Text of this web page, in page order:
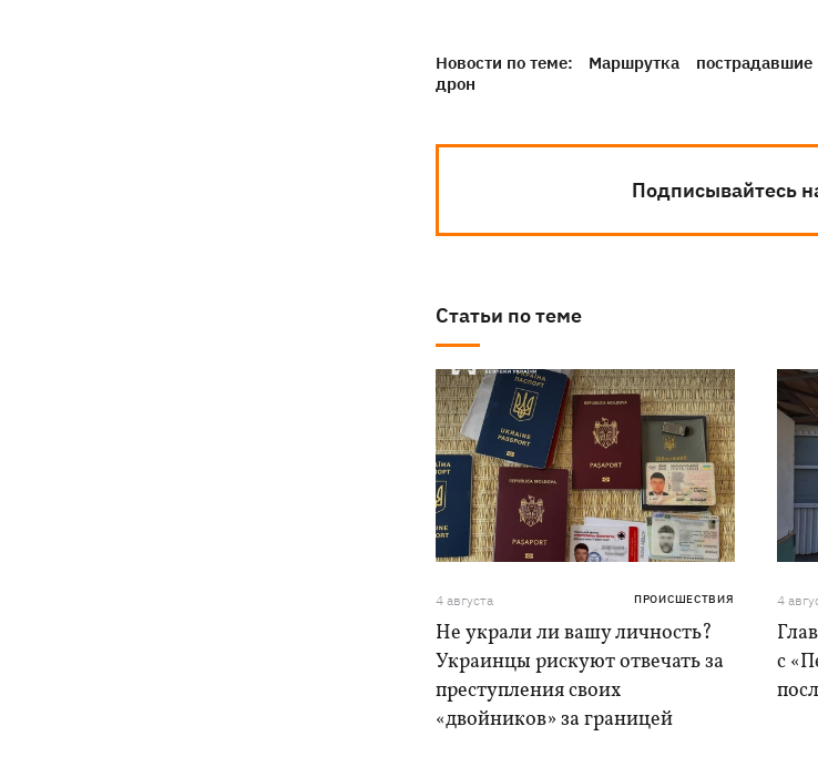
Новости по теме: Маршрутка пострадавшие
дрон
Подписывайтесь
Статьи по теме
4 августа ПРОИСШЕСТВИЯ
Не украли ли вашу личность?
Украинцы рискуют отвечать за
преступления своих
«двойников» за границей
4
с